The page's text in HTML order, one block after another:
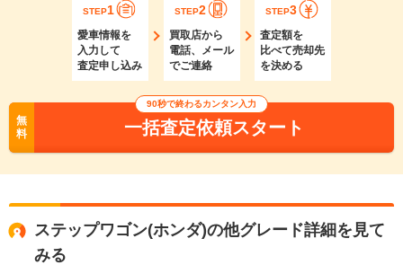
STEP1
愛車情報を
入力して
査定申し込み
STEP2
買取店から
電話、メール
でご連絡
STEP3
査定額を
比べて売却先
を決める
無
料
90秒で終わるカンタン入力
一括査定依頼スタート
ステップワゴン(ホンダ)の他グレード詳細を見て
みる